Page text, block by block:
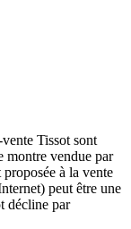
Tissot sont
montre vendue par
à la vente
peut être une
décline par